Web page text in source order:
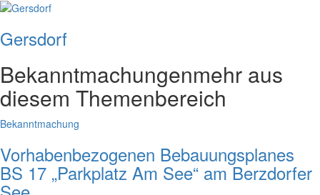
Gersdorf
Bekanntmachungenmehr aus
diesem Themenbereich
Bekanntmachung
Vorhabenbezogenen Bebauungsplanes
BS 17 „Parkplatz Am See“ am Berzdorfer